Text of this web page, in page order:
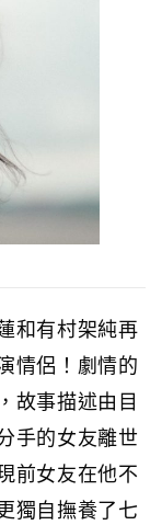
和有村架純再
情侶！劇情的
故事描述由目
手的女友離世
前女友在他不
獨自撫養了七